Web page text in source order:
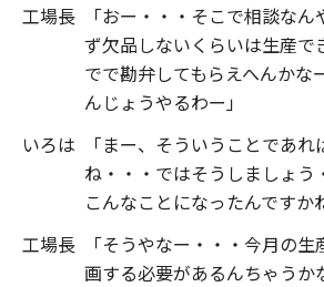
工場長
「おー・・・そこで相談な
ず欠品しないくらいは生産で
でで勘弁してもらえへんかな
んじょうやるわー」
いろは
「まー、そういうことであ
ね・・・ではそうしましょう
こんなことになったんですか
工場長
「そうやなー・・・今月の
画する必要があるんちゃうか